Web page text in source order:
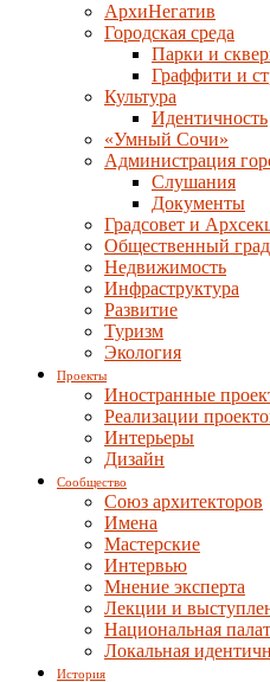
АрхиНегатив
Городская среда
Парки и
Граффити и
Культура
Идентичность
«Умный Сочи»
Администрация
Слушания
Документы
Градсовет и
Общественный
Недвижимость
Инфраструктура
Развитие
Туризм
Экология
Проекты
Иностранные
Реализации
Интерьеры
Дизайн
Сообщество
Союз архитекторов
Имена
Мастерские
Интервью
Мнение эксперта
Лекции и
Национальная
Локальная
История